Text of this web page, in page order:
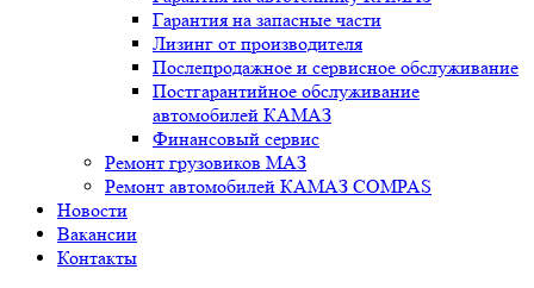
Гарантия на запасные части
Лизинг от производителя
Послепродажное и сервисное обслуживание
Постгарантийное обслуживание
автомобилей КАМАЗ
Финансовый сервис
Ремонт грузовиков МАЗ
Ремонт автомобилей КАМАЗ COMPAS
Новости
Вакансии
Контакты